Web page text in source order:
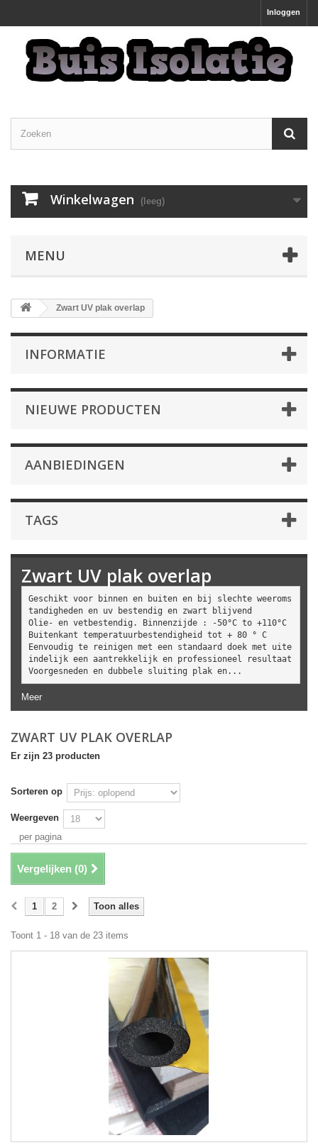
Inloggen
Winkelwagen (leeg)
MENU
Zwart UV plak overlap
INFORMATIE
NIEUWE PRODUCTEN
AANBIEDINGEN
TAGS
Zwart UV plak overlap
Geschikt voor binnen en buiten en bij slechte weeroms
tandigheden en uv bestendig en zwart blijvend
Olie- en vetbestendig. Binnenzijde : -50°C to +110°C
Buitenkant temperatuurbestendigheid tot + 80 ° C
Eenvoudig te reinigen met een standaard doek met uite
indelijk een aantrekkelijk en professioneel resultaat
Voorgesneden en dubbele sluiting plak en...
Meer
ZWART UV PLAK OVERLAP
Er zijn 23 producten
Sorteren op
Weergeven
per pagina
Vergelijken (0)
Toon alles
1 2
Toont 1 - 18 van de 23 items